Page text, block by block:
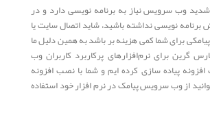
وب سرویس نیاز به برنامه نویسی دارد و در
نویسی نداشته باشید، شاید اتصال سایت یا
برای شما کمی هزینه ‌بر باشد به همین دلیل ما
گرین برای نرم‌افزارهای پرکاربرد کاربران وب
پیاده سازی کرده ایم و شما با نصب افزونه
از وب سرویس پیامک در نرم افزار خود استفاده